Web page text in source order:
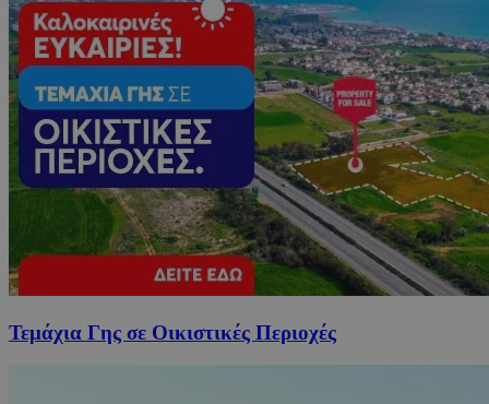
Τεμάχια Γης σε Οικιστικές Περιοχές